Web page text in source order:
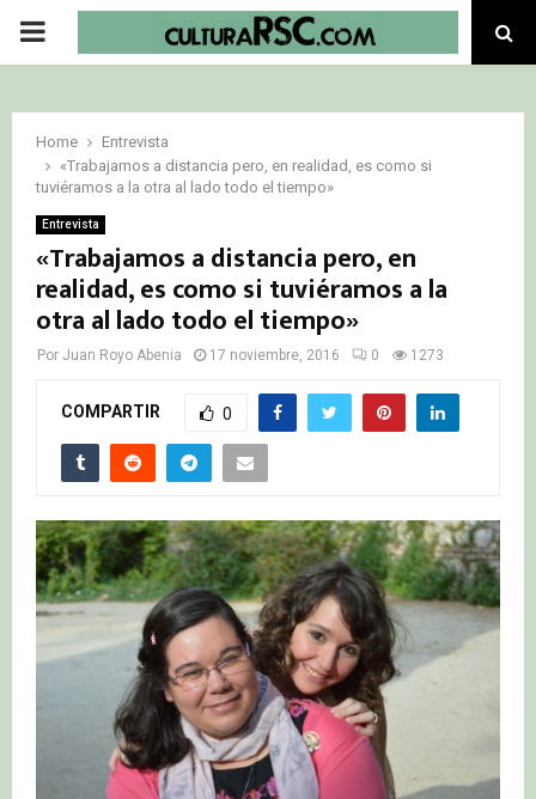
PRIMARY
Home
Entrevista
«Trabajamos a distancia pero, en realidad, es como si
tuviéramos a la otra al lado todo el tiempo»
Entrevista
«Trabajamos a distancia pero, en
realidad, es como si tuviéramos a la
otra al lado todo el tiempo»
Por Juan Royo Abenia 17 noviembre, 2016 0 1273
COMPARTIR 0